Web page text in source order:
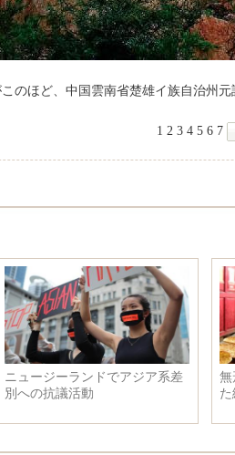
のほど、中国雲南省楚雄イ族自治州元
1 2 3 4 5 6 7
ニュージーランドでアジア系差
別への抗議活動
無